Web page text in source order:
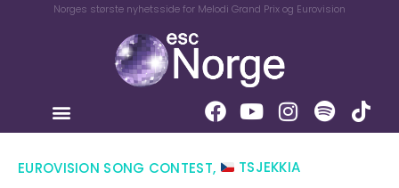
Norges største nyhetsside for Melodi Grand Prix og Eurovision
EUROVISION SONG CONTEST, TSJEKKIA